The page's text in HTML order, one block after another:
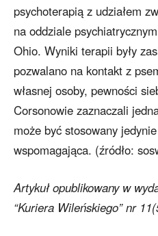
psychoterapią z udziałem
na oddziale
Ohio. Wyniki terapii były
pozwalano na kontakt z
własnej osoby, pewności
Corsonowie zaznaczali
może być stosowany
wspomagająca. (źródło:
Artykuł opublikowany w
“Kuriera Wileńskiego” nr